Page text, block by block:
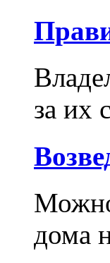
за их
дома